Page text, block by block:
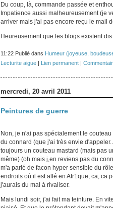
Du coup, là, commande passée et
Impatience aussi malheureusement (je
arriver mais j'ai pas encore reçu le mail
Heureusement que les blogs existent dis
11:22 Publié dans Humeur (joyeuse,
Lecturite aigue| Lien permanent|
mercredi, 20 avril 2011
Peintures de guerre
Non, je n'ai pas spécialement le
du connard (que j'ai très envie
toujours un couteau mastard (mais pas
même) (oh mais j,en reviens pas du
m'a parlé de facon hyper sensible du
endroits où il est allé en Afr1que, ca, ca
j'aurais du mal à rivaliser.
Mais lundi soir, j'ai fait ma teinture. En